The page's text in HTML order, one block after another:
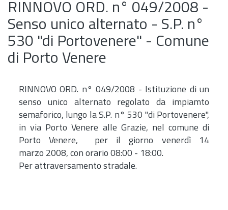
RINNOVO ORD. n° 049/2008 -
Senso unico alternato - S.P. n°
530 "di Portovenere" - Comune
di Porto Venere
RINNOVO ORD. n° 049/2008 - Istituzione di un
senso unico alternato regolato da impiamto
semaforico, lungo la S.P. n° 530 "di Portovenere",
in via Porto Venere alle Grazie, nel comune di
Porto Venere, per il giorno venerdì 14
marzo 2008, con orario 08:00 - 18:00.
Per attraversamento stradale.